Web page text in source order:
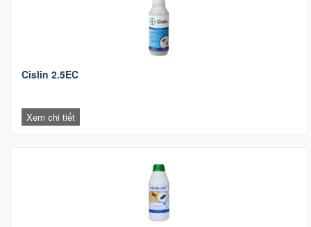
Cislin 2.5EC
Xem chi tiết